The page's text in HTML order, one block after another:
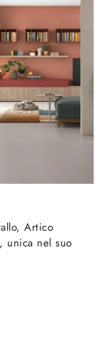
Artico
unica nel suo